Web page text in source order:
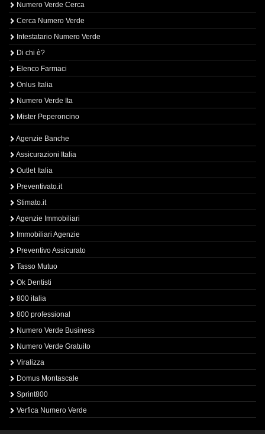
Numero Verde Cerca
Cerca Numero Verde
Intestatario Numero Verde
Di chi è?
Elenco Farmaci
Onlus Italia
Numero Verde Ita
Mister Peperoncino
Agenzie Banche
Assicurazioni Italia
Outlet Italia
Preventivato.it
Stimato.it
Agenzie Immobiliari
Immobiliari Agenzie
Preventivo Assicurato
Tasso Mutuo
Ok Dentisti
800 italia
800 professional
Numero Verde Business
Numero Verde Gratuito
Viralizza
Domus Montascale
Sprint800
Verfica Numero Verde